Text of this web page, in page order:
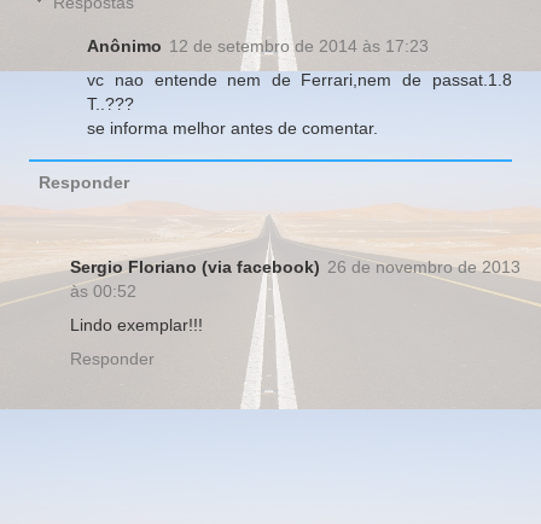
Anônimo 12 de setembro de 2014 às 17:23
vc nao entende nem de Ferrari,nem de passat.1.8
T..???
se informa melhor antes de comentar.
Responder
Sergio Floriano (via facebook) 26 de novembro de 2013
às 00:52
Lindo exemplar!!!
Responder